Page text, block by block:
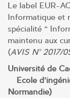
Le label EUR-
Informatique et
spécialité «
maintenu aux
(AVIS N° 2017/
Université de
– Ecole
Normandie)